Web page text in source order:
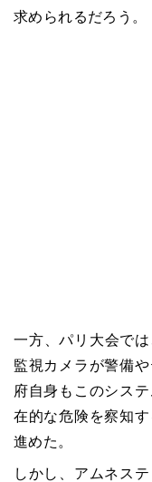
求められるだろう。
一方、パリ大会で
監視カメラが警備
府自身もこのシス
在的な危険を察知
進めた。
しかし、アムネス